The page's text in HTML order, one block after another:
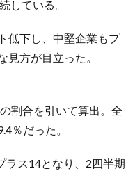
している。
低下し、中堅企業もプ
方が目立った。
割合を引いて算出。全
％だった。
ラス14となり、2四半期